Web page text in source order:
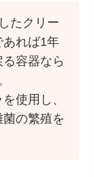
たクリー
れば1年
容器なら
使用し、
の繁殖を